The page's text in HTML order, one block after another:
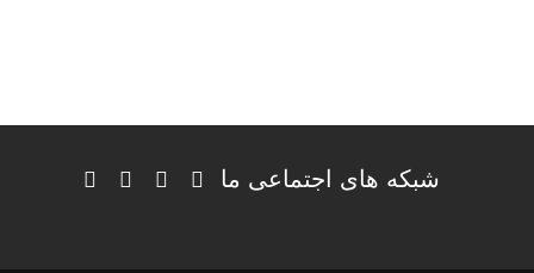
شبکه های اجتماعی ما